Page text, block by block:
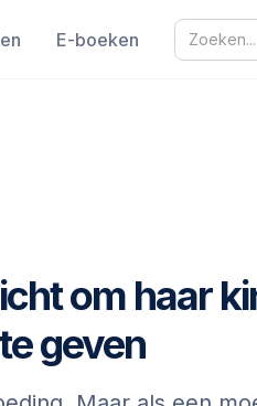
E-boeken
om haar
geven